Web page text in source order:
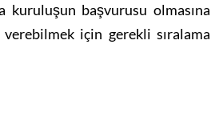
kuruluşun başvurusu olmasına
için gerekli sıralama